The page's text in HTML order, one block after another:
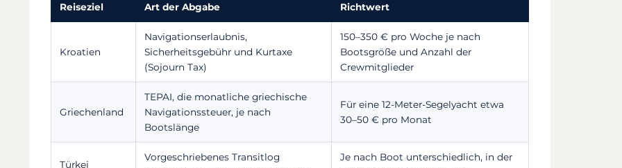
Reiseziel Art der Abgabe Richtwert
Kroatien
Navigationserlaubnis,
Sicherheitsgebühr und Kurtaxe
(Sojourn Tax)
150–350 € pro Woche je nach
Bootsgröße und Anzahl der
Crewmitglieder
Griechenland
TEPAI, die monatliche griechische
Navigationssteuer, je nach
Bootslänge
Für eine 12-Meter-Segelyacht etwa
30–50 € pro Monat
Türkei
Vorgeschriebenes Transitlog
Je nach Boot unterschiedlich, in der